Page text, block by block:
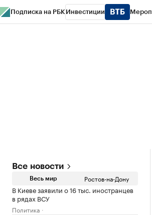
Подписка на РБК Инвестиции
Все новости
Весь мир Ростов-на-Дону
В Киеве заявили о 16 тыс. иностранцев
в рядах ВСУ
Политика